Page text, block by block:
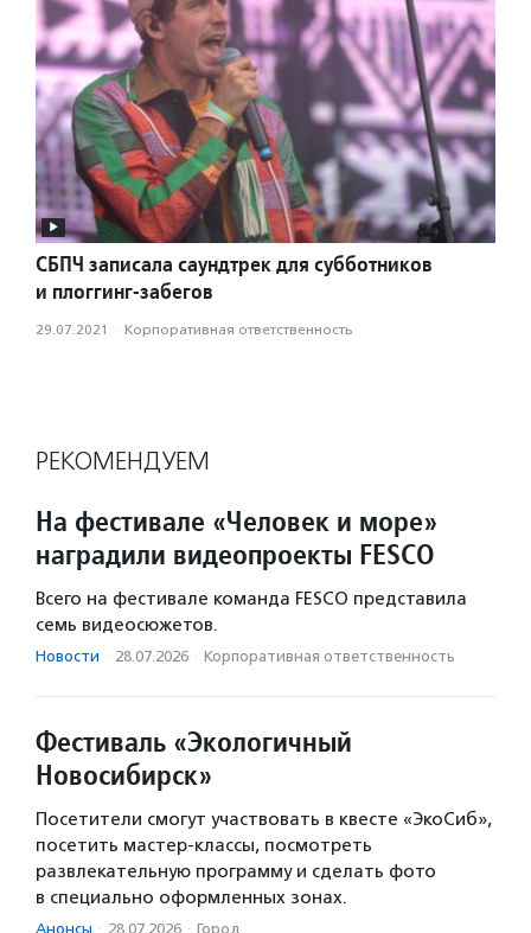
СБПЧ записала саундтрек для субботников
и плоггинг-забегов
29.07.2021 · Корпоративная ответственность
РЕКОМЕНДУЕМ
На фестивале «Человек и море»
наградили видеопроекты FESCO
Всего на фестивале команда FESCO представила
семь видеосюжетов.
Новости · 28.07.2026 · Корпоративная ответственность
Фестиваль «Экологичный
Новосибирск»
Посетители смогут участвовать в квесте «ЭкоСиб»,
посетить мастер-классы, посмотреть
развлекательную программу и сделать фото
в специально оформленных зонах.
Анонсы · 28.07.2026 · Город